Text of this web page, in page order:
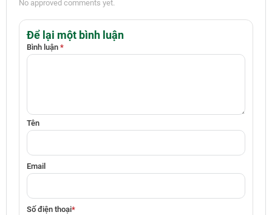
No approved comments yet.
Để lại một bình luận
Bình luận *
Tên
Email
Số điện thoại*